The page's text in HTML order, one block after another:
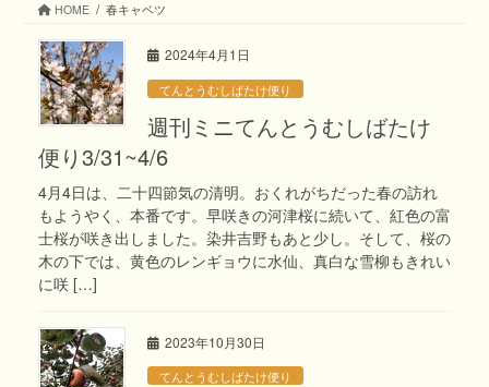
HOME 春キャベツ
2024年4月1日
てんとうむしばたけ便り
週刊ミニてんとうむしばたけ
便り3/31~4/6
4月4日は、二十四節気の清明。おくれがちだった春の訪れ
もようやく、本番です。早咲きの河津桜に続いて、紅色の富
士桜が咲き出しました。染井吉野もあと少し。そして、桜の
木の下では、黄色のレンギョウに水仙、真白な雪柳もきれい
に咲 […]
2023年10月30日
てんとうむしばたけ便り